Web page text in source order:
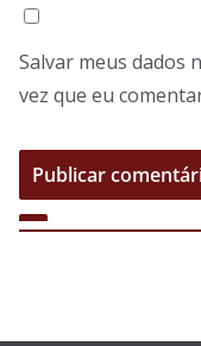
Salvar meus dados
vez que eu